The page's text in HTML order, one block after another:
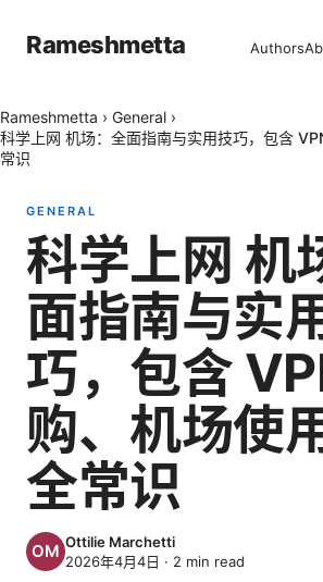
Rameshmetta Authors
Rameshmetta › General ›
科学上网 机场：全面指南与实用技巧，包含
常识
GENERAL
科学上网 机
面指南与实
巧，包含
购、机场使
全常识
Ottilie Marchetti
2026年4月4日 · 2 min read